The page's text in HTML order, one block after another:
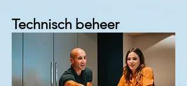
Technisch beheer